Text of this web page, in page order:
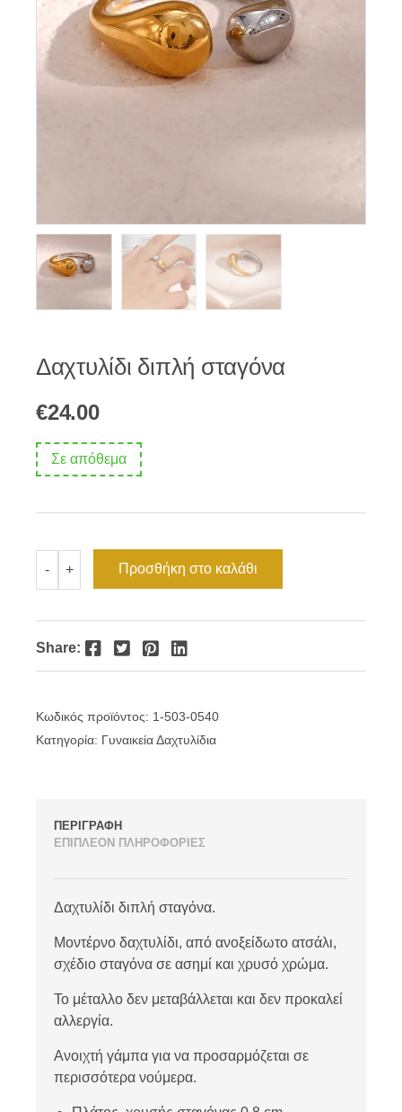
Δαχτυλίδι διπλή σταγόνα
€24.00
Σε απόθεμα
-
διπλή
σταγόνα
+ Προσθήκη στο καλάθι
Share: Facebook Twitter Pinterest LinkedIn
Κωδικός προϊόντος: 1-503-0540
Κατηγορία: Γυναικεία Δαχτυλίδια
ΠΕΡΙΓΡΑΦΗ
ΕΠΙΠΛΕΟΝ ΠΛΗΡΟΦΟΡΙΕΣ
Δαχτυλίδι διπλή σταγόνα.
Μοντέρνο δαχτυλίδι, από ανοξείδωτο ατσάλι,
σχέδιο σταγόνα σε ασημί και χρυσό χρώμα.
Το μέταλλο δεν μεταβάλλεται και δεν προκαλεί
αλλεργία.
Ανοιχτή γάμπα για να προσαρμόζεται σε
περισσότερα νούμερα.